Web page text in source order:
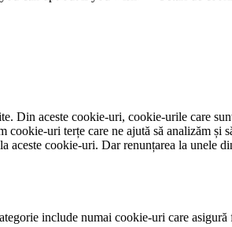
Din aceste cookie-uri, cookie-urile care
uri terțe care ne ajută să analizăm
cookie-uri. Dar renunțarea la unele
include numai cookie-uri care